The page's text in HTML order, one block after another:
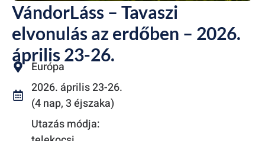
VándorLáss – Tavaszi
elvonulás az erdőben – 2026.
április 23-26.
Európa
2026. április 23-26.
(4 nap, 3 éjszaka)
Utazás módja: